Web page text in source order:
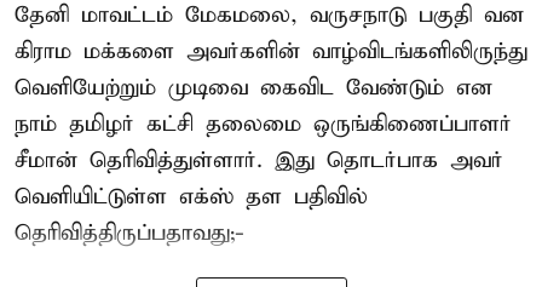
தேனி மாவட்டம் மேகமலை, வருசநாடு பகுதி வன
கிராம மக்களை அவர்களின் வாழ்விடங்களிலிருந்து
வெளியேற்றும் முடிவை கைவிட வேண்டும் என
நாம் தமிழர் கட்சி தலைமை ஒருங்கிணைப்பாளர்
சீமான் தெரிவித்துள்ளார். இது தொடர்பாக அவர்
வெளியிட்டுள்ள எக்ஸ் தள பதிவில்
தெரிவித்திருப்பதாவது;-